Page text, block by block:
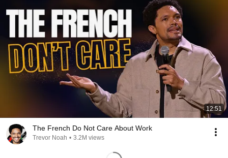
12:51
The French Do Not Care About Work
Trevor Noah • 3.2M views